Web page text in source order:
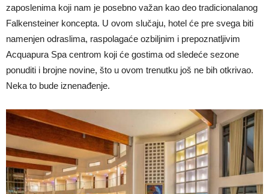
zaposlenima koji nam je posebno važan kao deo tradicionalanog
Falkensteiner koncepta. U ovom slučaju, hotel će pre svega biti
namenjen odraslima, raspolagaće ozbiljnim i prepoznatljivim
Acquapura Spa centrom koji će gostima od sledeće sezone
ponuditi i brojne novine, što u ovom trenutku još ne bih otkrivao.
Neka to bude iznenađenje.